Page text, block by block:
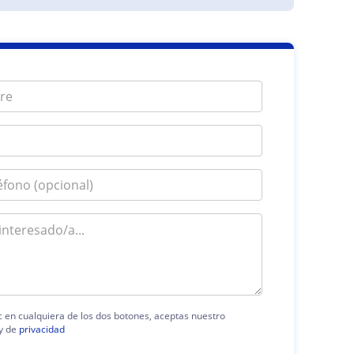
en cualquiera de los dos botones, aceptas nuestro
de privacidad